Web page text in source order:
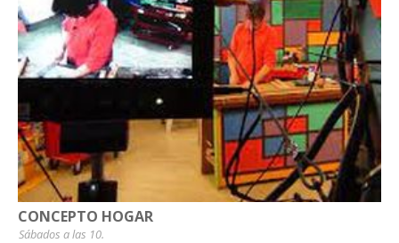
CONCEPTO HOGAR
Sábados a las 10.